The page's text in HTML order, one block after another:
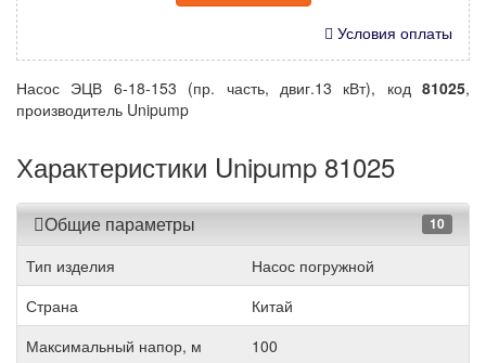
Условия оплаты
Насос ЭЦВ 6-18-153 (пр. часть, двиг.13 кВт), код 81025,
производитель Unipump
Характеристики Unipump 81025
Общие параметры 10
Тип изделия
Насос погружной
Страна
Китай
Максимальный напор, м
100